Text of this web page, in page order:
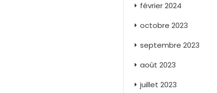
février 2024
octobre 2023
septembre 2023
août 2023
juillet 2023